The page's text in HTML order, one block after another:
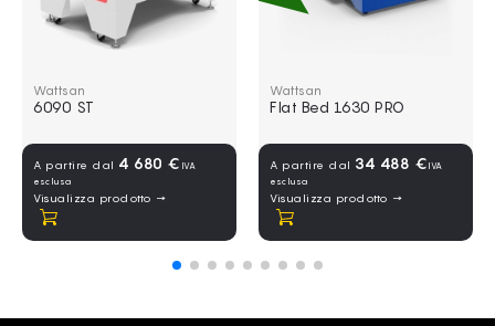
Nuovo 6090 ST
Wattsan
6090 ST
A partire dal 4 680 € IVA
esclusa
Visualizza prodotto →
Acquistare
Wattsan Flat Bed 1630 PRO
Wattsan
Flat Bed 1630 PRO
A partire dal 34 488 € IVA
esclusa
Visualizza prodotto →
Acquistare